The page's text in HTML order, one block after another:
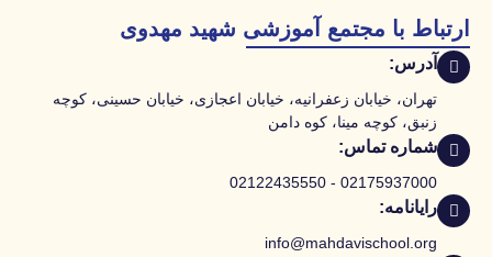
ارتباط با مجتمع آموزشی شهید مهدوی
آدرس:
تهران، خیابان زعفرانیه، خیابان اعجازی، خیابان حسینی، کوچه
زنبق، کوچه مینا، کوه دامن
شماره تماس:
02175937000 - 02122435550
رایانامه:
info@mahdavischool.org